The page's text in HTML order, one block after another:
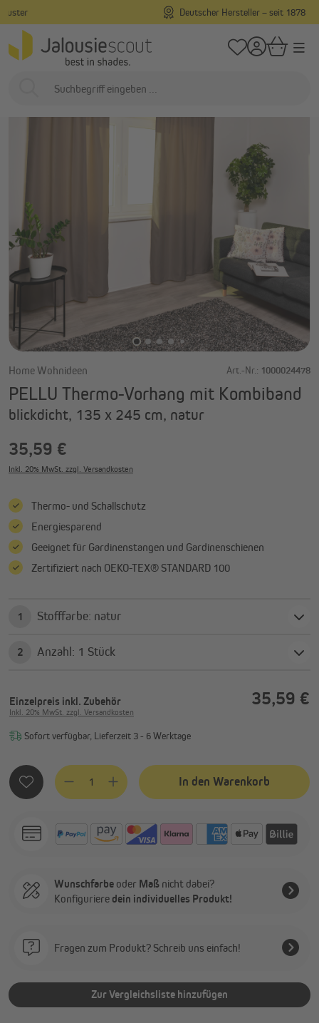
springen Deutscher Hersteller – seit 1878
Startseite
Home Wohnideen Art.-Nr.: 1000024478
PELLU Thermo-Vorhang mit Kombiband
blickdicht, 135 x 245 cm, natur
35,59 €
Inkl. 20% MwSt. zzgl. Versandkosten
Thermo- und Schallschutz
Energiesparend
Geeignet für Gardinenstangen und Gardinenschienen
Zertifiziert nach OEKO-TEX® STANDARD 100
1 Stofffarbe: natur
2 Anzahl: 1 Stück
Einzelpreis inkl. Zubehör 35,59 €
Inkl. 20% MwSt. zzgl. Versandkosten
Sofort verfügbar, Lieferzeit 3 - 6 Werktage
Produkt Anzahl: Gib den gewünschten Wert ein oder
In den Warenkorb
Wunschfarbe oder Maß nicht dabei?
Konfiguriere dein individuelles Produkt!
Fragen zum Produkt? Schreib uns einfach!
Zur Vergleichsliste hinzufügen